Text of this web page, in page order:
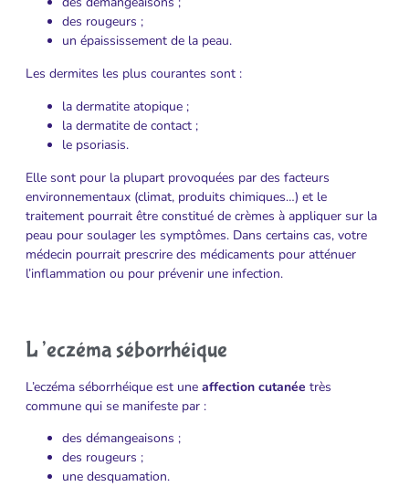
des rougeurs ;
un épaississement de la peau.
Les dermites les plus courantes sont :
la dermatite atopique ;
la dermatite de contact ;
le psoriasis.
Elle sont pour la plupart provoquées par des facteurs
environnementaux (climat, produits chimiques…) et le
traitement pourrait être constitué de crèmes à appliquer sur la
peau pour soulager les symptômes. Dans certains cas, votre
médecin pourrait prescrire des médicaments pour atténuer
l’inflammation ou pour prévenir une infection.
L’eczéma séborrhéique
L’eczéma séborrhéique est une affection cutanée très
commune qui se manifeste par :
des démangeaisons ;
des rougeurs ;
une desquamation.